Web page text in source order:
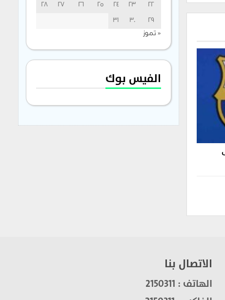
22
23
24
25
26
27
28
29
30
31
« تموز
الفيس بوك
الاتصال بنا
الهاتف : 2150311